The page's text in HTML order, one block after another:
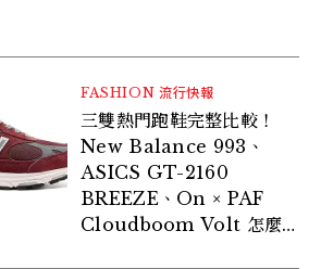
FASHION 流行快報
三雙熱門跑鞋完整比較！
New Balance 993、
ASICS GT-2160
BREEZE、On × PAF
Cloudboom Volt 怎麼